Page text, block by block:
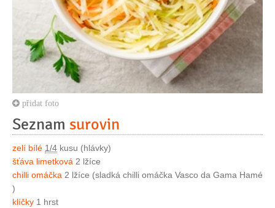
přidat foto
Seznam surovin
zelí bílé 1/4 kusu (hlávky)
šťáva limetková 2 lžíce
chilli omáčka 2 lžíce (sladká chilli omáčka Vasco da Gama Hamé
)
klíčky 1 hrst